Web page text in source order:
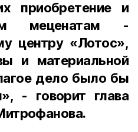
приобретение и
меценатам -
центру «Лотос»,
и материальной
дело было бы
- говорит глава